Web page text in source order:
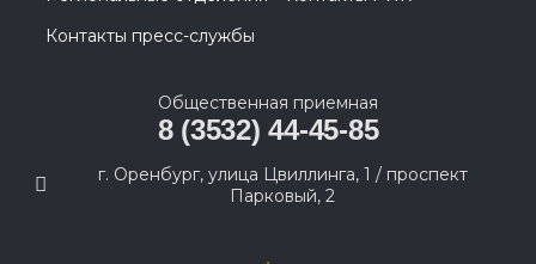
Контакты пресс-службы
Общественная приемная
8 (3532) 44-45-85
г. Оренбург, улица Цвиллинга, 1 / проспект
Парковый, 2